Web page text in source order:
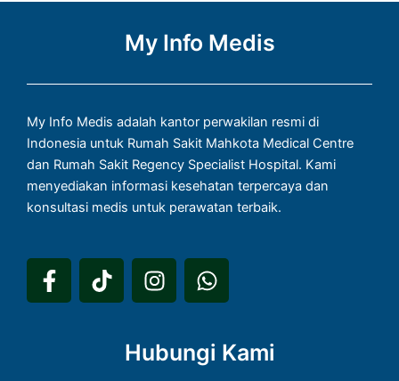
My Info Medis
My Info Medis adalah kantor perwakilan resmi di
Indonesia untuk Rumah Sakit Mahkota Medical Centre
dan Rumah Sakit Regency Specialist Hospital. Kami
menyediakan informasi kesehatan terpercaya dan
konsultasi medis untuk perawatan terbaik.
F
a
T
i
I
n
a
W
h
s
Hubungi Kami